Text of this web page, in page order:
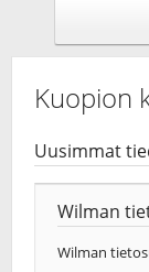
Kuopion
Uusimmat
Wilman
Wilman